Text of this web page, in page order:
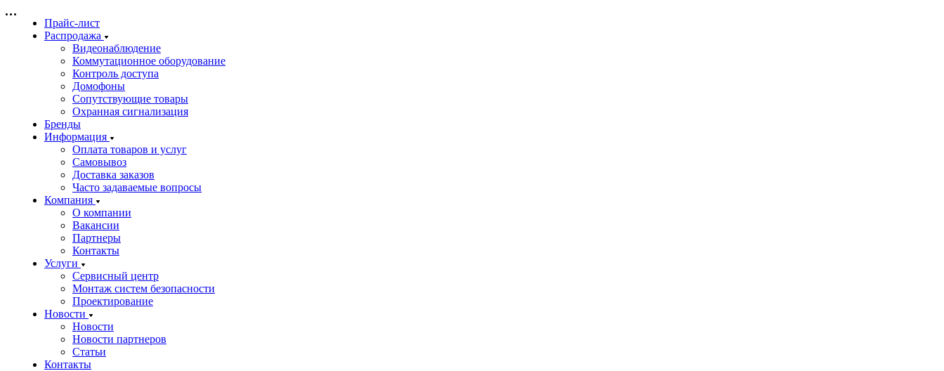
Прайс-лист
Распродажа
Видеонаблюдение
Коммутационное оборудование
Контроль доступа
Домофоны
Сопутствующие товары
Охранная сигнализация
Бренды
Информация
Оплата товаров и услуг
Самовывоз
Доставка заказов
Часто задаваемые вопросы
Компания
О компании
Вакансии
Партнеры
Контакты
Услуги
Сервисный центр
Монтаж систем безопасности
Проектирование
Новости
Новости
Новости партнеров
Статьи
Контакты